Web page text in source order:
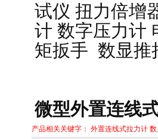
试仪 扭力倍增
计 数字压力计
矩扳手 数显推
微型外置连线
产品相关关键字： 外置连线式拉力计